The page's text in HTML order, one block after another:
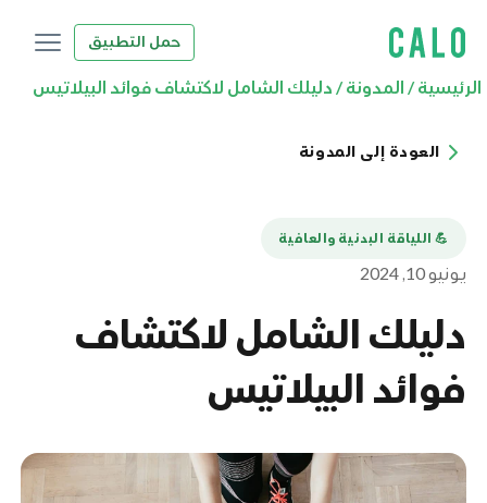
حمل التطبيق
الرئيسية/ المدونة/ دليلك الشامل لاكتشاف فوائد البيلاتيس
العودة إلى المدونة
💪️ اللياقة البدنية والعافية
يونيو 10, 2024
دليلك الشامل لاكتشاف
فوائد البيلاتيس